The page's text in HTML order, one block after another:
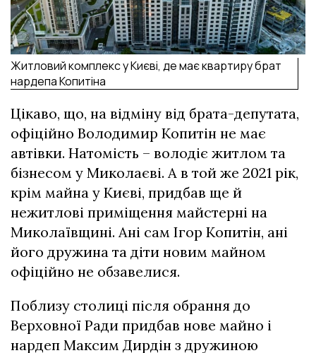
Житловий комплекс у Києві, де має квартиру брат
нардепа Копитіна
Цікаво, що, на відміну від брата-депутата,
офіційно Володимир Копитін не має
автівки. Натомість – володіє житлом та
бізнесом у Миколаєві. А в той же 2021 рік,
крім майна у Києві, придбав ще й
нежитлові приміщення майстерні на
Миколаївщині. Ані сам Ігор Копитін, ані
його дружина та діти новим майном
офіційно не обзавелися.
Поблизу столиці після обрання до
Верховної Ради придбав нове майно і
нардеп Максим Дирдін з дружиною